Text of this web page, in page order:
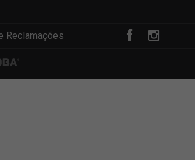
Reclamações